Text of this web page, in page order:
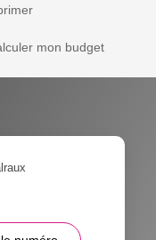
mon budget